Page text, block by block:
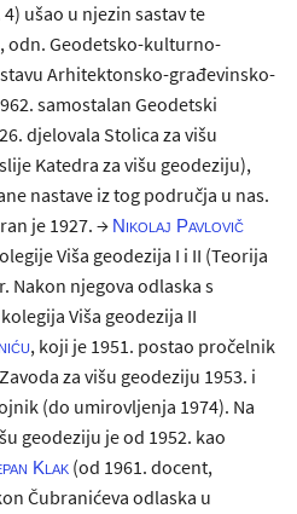
4) ušao u njezin sastav te
odn. Geodetsko-kulturno-
Arhitektonsko-građevinsko-
samostalan Geodetski
djelovala Stolica za višu
Katedra za višu geodeziju),
nastave iz tog područja u nas.
je 1927. → Nikolaj Pavlovič
Viša geodezija I i II (Teorija
Nakon njegova odlaska s
Viša geodezija II
, koji je 1951. postao pročelnik
za višu geodeziju 1953. i
(do umirovljenja 1974). Na
geodeziju je od 1952. kao
Klak (od 1961. docent,
Čubranićeva odlaska u